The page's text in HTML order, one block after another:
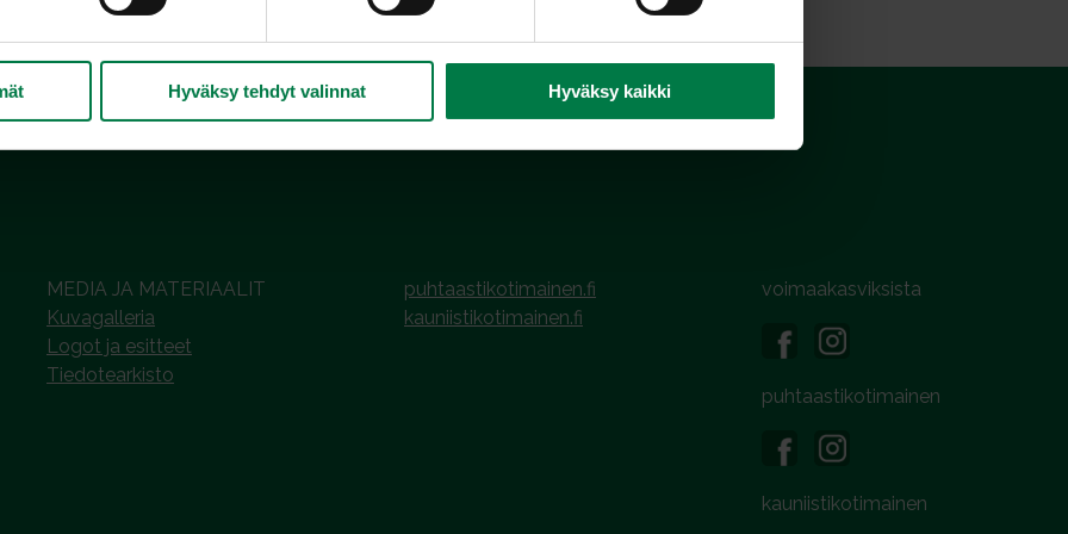
Hyväksy tehdyt valinnat Hyväksy kaikki
MEDIA JA MATERIAALIT
Kuvagalleria
Logot ja esitteet
Tiedotearkisto
puhtaastikotimainen.fi
kauniistikotimainen.fi
voimaakasviksista
puhtaastikotimainen
kauniistikotimainen